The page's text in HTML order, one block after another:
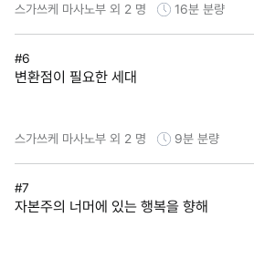
스가쓰케 마사노부 외 2 명 16분 분량
#6
변환점이 필요한 세대
스가쓰케 마사노부 외 2 명 9분 분량
#7
자본주의 너머에 있는 행복을 향해